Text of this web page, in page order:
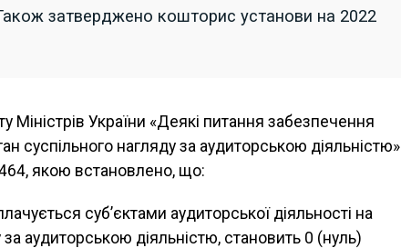
затверджено кошторис установи на 2022
Міністрів України «Деякі питання забезпечення
суспільного нагляду за аудиторською діяльністю»
якою встановлено, що:
суб’єктами аудиторської діяльності на
аудиторською діяльністю, становить 0 (нуль)